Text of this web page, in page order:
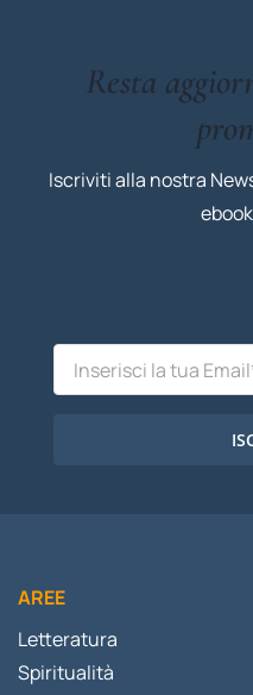
Resta
Iscriviti alla nostra
AREE
Letteratura
Spiritualità